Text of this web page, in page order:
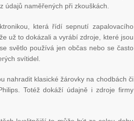
údajů naměřených při zkouškách.
která řídí sepnutí zapalovacího
už to dokázali a vyrábí zdroje, které jsou
světlo používá jen občas nebo se často
svítidel.
nahradit klasické žárovky na chodbách či
Totéž dokáží údajně i zdroje firmy